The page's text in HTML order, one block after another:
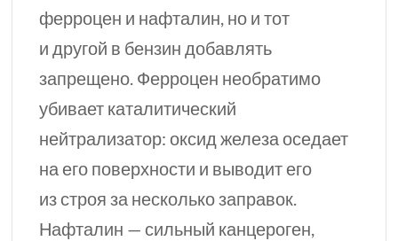
ферроцен и нафталин, но и тот
и другой в бензин добавлять
запрещено. Ферроцен необратимо
убивает каталитический
нейтрализатор: оксид железа оседает
на его поверхности и выводит его
из строя за несколько заправок.
Нафталин — сильный канцероген,